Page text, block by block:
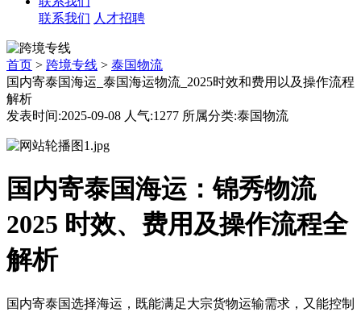
联系我们 人才招聘
首页 > 跨境专线 > 泰国物流
国内寄泰国海运_泰国海运物流_2025时效和费用以及操作流程
解析
发表时间:2025-09-08 人气:1277 所属分类:泰国物流
国内寄泰国海运：锦秀物流
2025 时效、费用及操作流程全
解析
国内寄泰国选择海运，既能满足大宗货物运输需求，又能控制